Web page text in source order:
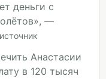
деньги с
—
источник
Анастасии
в 120 тысяч